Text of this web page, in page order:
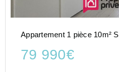
Appartement 1 pièce 10m²
79 990€